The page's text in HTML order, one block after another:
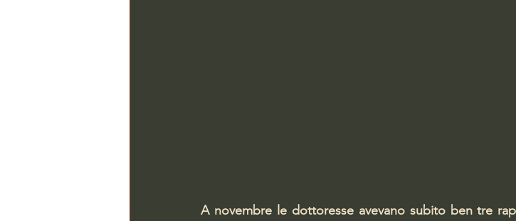
A novembre le dottoresse avevano subito ben tre